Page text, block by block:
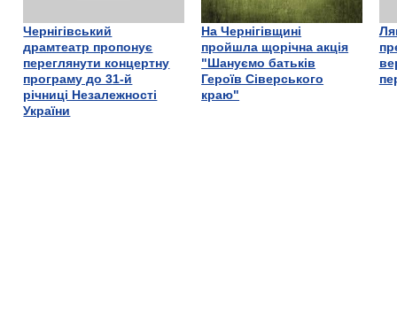
Чернігівський
драмтеатр пропонує
переглянути концертну
програму до 31-й
річниці Незалежності
України
На Чернігівщині
пройшла щорічна акція
"Шануємо батьків
Героїв Сіверського
краю"